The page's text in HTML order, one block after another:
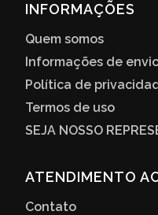
INFORMAÇÕES
Quem somos
Informações de
Política de
Termos de uso
SEJA NOSSO
ATENDIMENTO
Contato